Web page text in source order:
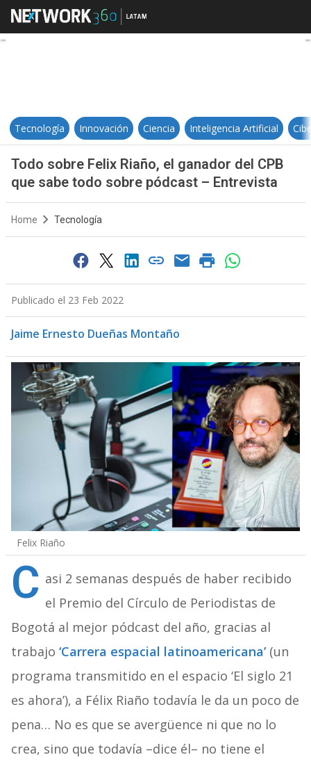
Todo sobre Felix Riaño, el
Tecnología Innovación Ciencia Inteligencia Artificial
Todo sobre Felix Riaño, el ganador del CPB
que sabe todo sobre pódcast – Entrevista
Home Tecnología
Publicado el 23 Feb 2022
Jaime Ernesto Dueñas Montaño
Felix Riaño
C asi 2 semanas después de haber recibido
el Premio del Círculo de Periodistas de
Bogotá al mejor pódcast del año, gracias al
trabajo ‘Carrera espacial latinoamericana’(un
programa transmitido en el espacio ‘El siglo 21
es ahora’), a Félix Riaño todavía le da un poco de
pena… No es que se avergüence ni que no lo
crea, sino que todavía –dice él– no tiene el